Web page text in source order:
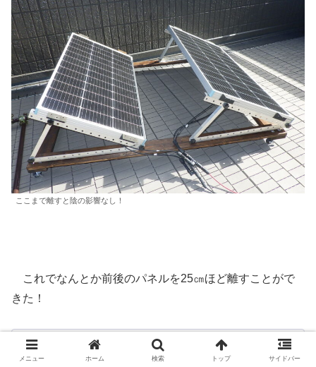
ここまで離すと陰の影響なし！
これでなんとか前後のパネルを25㎝ほど離すことがで
きた！
長手方向のサイズを1300ｍｍではなく、1600mmくら
メニュー ホーム 検索 トップ サイドバー